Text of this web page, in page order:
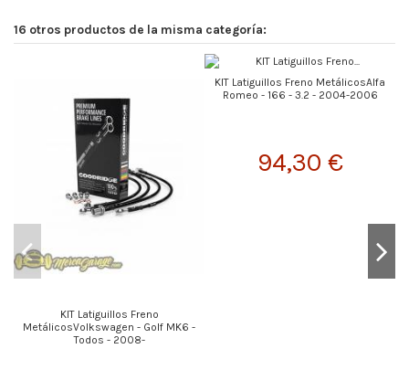
16 otros productos de la misma categoría:
KIT Latiguillos Freno
MetálicosVolkswagen - Golf MK6 -
Todos - 2008-
KIT Latiguillos Freno MetálicosAlfa
Romeo - 166 - 3.2 - 2004-2006
94,30 €